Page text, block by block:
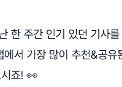
한 주간 인기 있던 기사
에서 가장 많이 추천&공유
죠! 👀